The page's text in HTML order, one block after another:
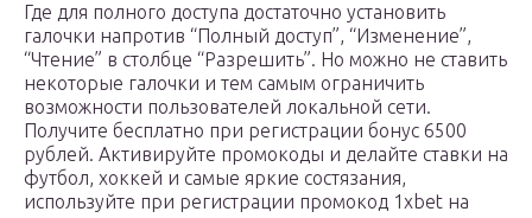
Где для полного доступа достаточно установить
галочки напротив “Полный доступ”, “Изменение”,
“Чтение” в столбце “Разрешить”. Но можно не ставить
некоторые галочки и тем самым ограничить
возможности пользователей локальной сети.
Получите бесплатно при регистрации бонус 6500
рублей. Активируйте промокоды и делайте ставки на
футбол, хоккей и самые яркие состязания,
используйте при регистрации промокод 1xbet на